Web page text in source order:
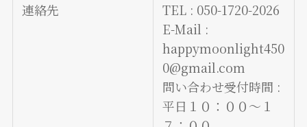
連絡先
TEL : 050-1720-2026
E-Mail :
happymoonlight450
0@gmail.com
問い合わせ受付時間 :
平日１０：００〜１